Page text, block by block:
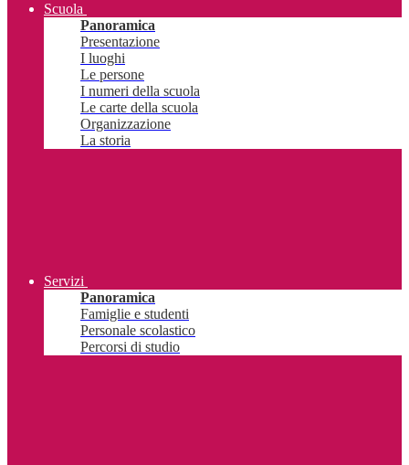
Scuola
Panoramica
Presentazione
I luoghi
Le persone
I numeri della scuola
Le carte della scuola
Organizzazione
La storia
Servizi
Panoramica
Famiglie e studenti
Personale scolastico
Percorsi di studio